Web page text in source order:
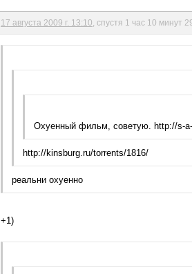
17 августа 2009 г. 13:10 , спустя 1 час 10 минут
Охуенный фильм, советую. http://s-
http://kinsburg.ru/torrents/1816/
реальни охуенно
+1)